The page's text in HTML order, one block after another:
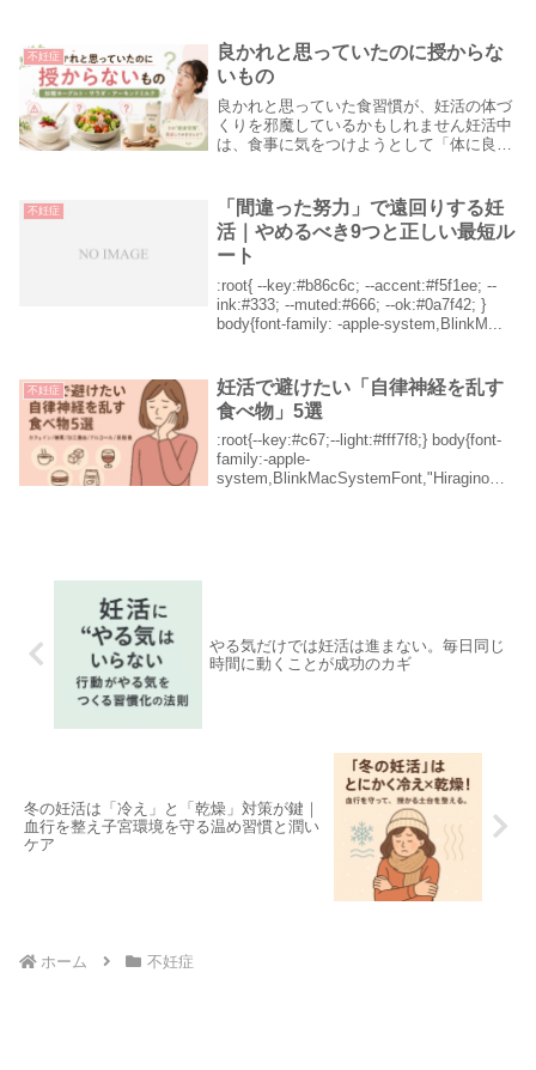
あります。特に妊活では、食事を見直した
り、運動を始...
不妊症
良かれと思っていたのに授からな
いもの
良かれと思っていた食習慣が、妊活の体づ
くりを邪魔しているかもしれません妊活中
は、食事に気をつけようとして「体に良さ
代わりにアーモンドミルクを飲む。どれも
一見すると、...
不妊症
「間違った努力」で遠回りする妊
活｜やめるべき9つと正しい最短ル
ート
:root{ --key:#b86c6c; --accent:#f5f1ee; --
ink:#333; --muted:#666; --ok:#0a7f42; }
body{font-family: -apple-system,BlinkM...
不妊症
妊活で避けたい「自律神経を乱す
食べ物」5選
:root{--key:#c67;--light:#fff7f8;} body{font-
family:-apple-
system,BlinkMacSystemFont,"Hiragino
やる気だけでは妊活は進まない。毎日同じ
時間に動くことが成功のカギ
冬の妊活は「冷え」と「乾燥」対策が鍵｜
血行を整え子宮環境を守る温め習慣と潤い
ケア
ホーム 不妊症